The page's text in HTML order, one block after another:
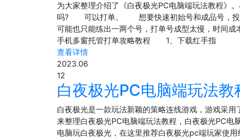
为大家整理介绍了《白夜极光PC电脑端玩法教程
吗? 可以打单。 想要快速初始号和成品号，投入
可能也只能练出一两个号，打单号成型太慢，时间
手机多窗托管打单攻略教程 1、下载红手指
查看详情
2023.06
12
白夜极光PC电脑端玩法
白夜极光是一款玩法新颖的策略连线游戏，游戏采
来整理白夜极光PC电脑端玩法教程，白夜极光
电脑玩白夜极光，在这里推荐白夜极光pc端玩家使